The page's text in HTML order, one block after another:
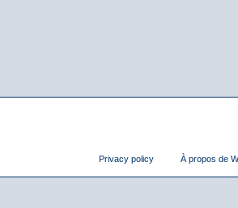
Privacy policy À propos de